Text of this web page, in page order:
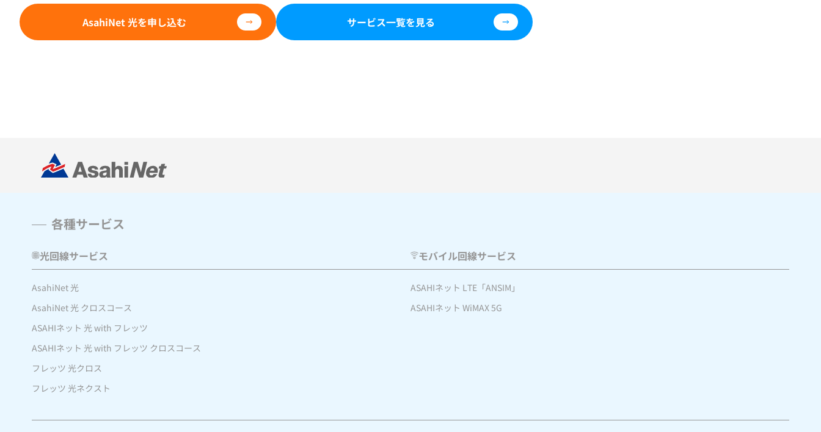
AsahiNet 光を申し込む サービス一覧を見る
各種サービス
光回線サービス
AsahiNet 光
AsahiNet 光 クロスコース
ASAHIネット 光 with フレッツ
ASAHIネット 光 with フレッツ クロスコース
フレッツ 光クロス
フレッツ 光ネクスト
モバイル回線サービス
ASAHIネット LTE「ANSIM」
ASAHIネット WiMAX 5G